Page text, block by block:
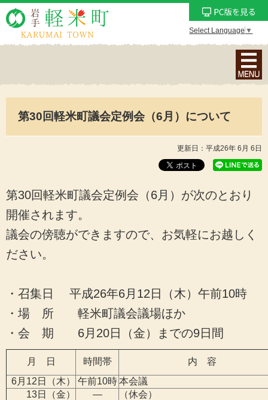
Select Language ▼
ナ
ビ
ン
メ
ュ
表
第30回軽米町議会定例会（6月）について
更新日：平成26年 6月 6日
第30回軽米町議会定例会（6月）が次のとおり
開催されます。
議会の傍聴ができますので、お気軽にお越しく
ださい。
・召集日 平成26年6月12日（木）午前10時
・場 所 軽米町議会議場ほか
・会 期 6月20日（金）までの9日間
月 日 時間帯
内 容
6月12日（木）
午前10時 本会議
13日（金）
―
（休会）